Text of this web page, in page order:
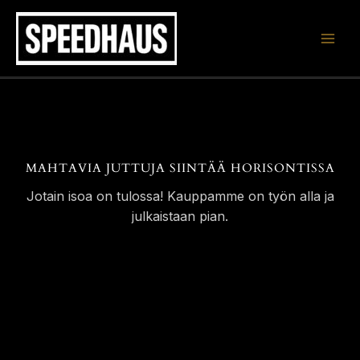
Siirry
sisältöön
MAHTAVIA JUTTUJA SIINTÄÄ HORISONTISSA
Jotain isoa on tulossa! Kauppamme on työn alla ja
julkaistaan pian.